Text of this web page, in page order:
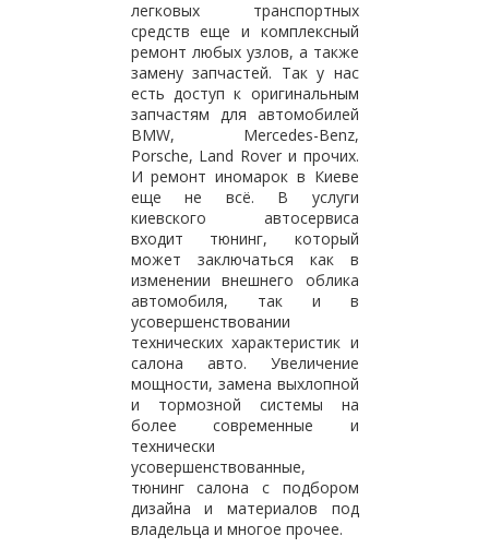
легковых транспортных
средств еще и комплексный
ремонт любых узлов, а также
замену запчастей. Так у нас
есть доступ к оригинальным
запчастям для автомобилей
BMW, Mercedes-Benz,
Porsche, Land Rover и прочих.
И ремонт иномарок в Киеве
еще не всё. В услуги
киевского автосервиса
входит тюнинг, который
может заключаться как в
изменении внешнего облика
автомобиля, так и в
усовершенствовании
технических характеристик и
салона авто. Увеличение
мощности, замена выхлопной
и тормозной системы на
более современные и
технически
усовершенствованные,
тюнинг салона с подбором
дизайна и материалов под
владельца и многое прочее.